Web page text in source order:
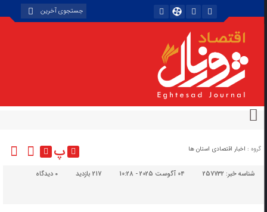
گروه : اخبار اقتصادی استان ها پ
شناسه خبر:257732 04 آگوست 2025 - 10:28 217 بازدید دیدگاه